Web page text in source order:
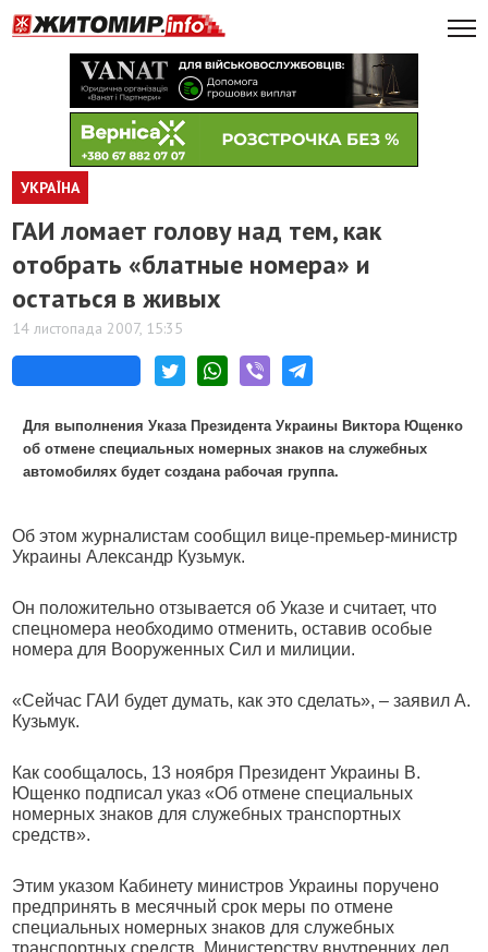
УКРАЇНА
ГАИ ломает голову над тем, как
отобрать «блатные номера» и
остаться в живых
14 листопада 2007, 15:35
Для выполнения Указа Президента Украины Виктора Ющенко
об отмене специальных номерных знаков на служебных
автомобилях будет создана рабочая группа.
Об этом журналистам сообщил вице-премьер-министр
Украины Александр Кузьмук.
Он положительно отзывается об Указе и считает, что
спецномера необходимо отменить, оставив особые
номера для Вооруженных Сил и милиции.
«Сейчас ГАИ будет думать, как это сделать», – заявил А.
Кузьмук.
Как сообщалось, 13 ноября Президент Украины В.
Ющенко подписал указ «Об отмене специальных
номерных знаков для служебных транспортных
средств».
Этим указом Кабинету министров Украины поручено
предпринять в месячный срок меры по отмене
специальных номерных знаков для служебных
транспортных средств. Министерству внутренних дел